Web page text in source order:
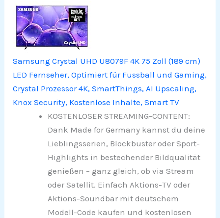
Samsung Crystal UHD U8079F 4K 75 Zoll (189 cm)
LED Fernseher, Optimiert für Fussball und Gaming,
Crystal Prozessor 4K, SmartThings, AI Upscaling,
Knox Security, Kostenlose Inhalte, Smart TV
KOSTENLOSER STREAMING-CONTENT:
Dank Made for Germany kannst du deine
Lieblingsserien, Blockbuster oder Sport-
Highlights in bestechender Bildqualität
genießen – ganz gleich, ob via Stream
oder Satellit. Einfach Aktions-TV oder
Aktions-Soundbar mit deutschem
Modell-Code kaufen und kostenlosen